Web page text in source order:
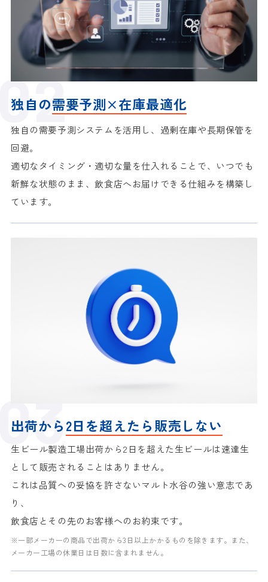
独自の需要予測×在庫最適化
独自の需要予測システムを活用し、過剰在庫や長期保管を
回避。
適切なタイミング・適切な量を仕入れることで、いつでも
新鮮な状態のまま、飲食店へお届けできる仕組みを構築し
ています。
出荷から2日を超えたら販売しない
生ビール製造工場出荷から2日を超えた生ビールは速達生
として販売されることはありません。
これは品質への妥協を許さないマルト水谷の強い意志であ
り、
飲食店とその先のお客様へのお約束です。
※一部メーカーの商品で出荷から3日以上かかるものを除きます。 また、
メーカー工場の休業日は日数に含まれません。